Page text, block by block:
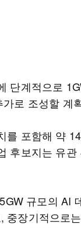
단계적으로
로 조성할 계
를 포함해 약
후보지는 유관
규모의 AI
중장기적으로